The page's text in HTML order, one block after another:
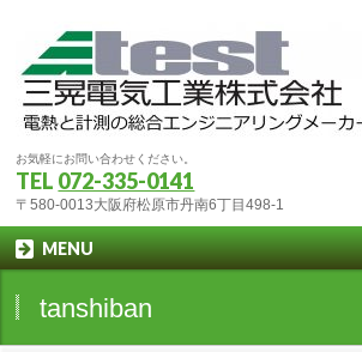
お気軽にお問い合わせください。
TEL 072-335-0141
〒580-0013大阪府松原市丹南6丁目498-1
MENU
tanshiban